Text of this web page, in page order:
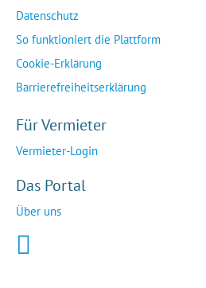
Datenschutz
So funktioniert die Plattform
Cookie-Erklärung
Barrierefreiheitserklärung
Für Vermieter
Vermieter-Login
Das Portal
Über uns